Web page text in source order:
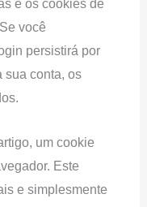
e os cookies de
você
persistirá por
sua conta, os
um cookie
Este
e simplesmente